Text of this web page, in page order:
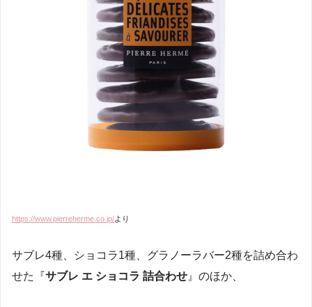
https://www.pierreherme.co.jp/より
サブレ4種、ショコラ1種、グラノーラバー2種を詰め合わ
せた『サブレ エ ショコラ 詰合わせ 』のほか、